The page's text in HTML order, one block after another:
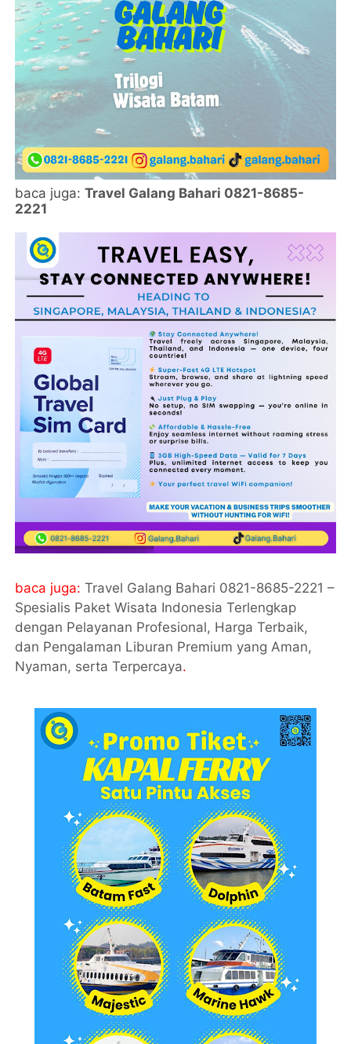
baca juga:Travel Galang Bahari 0821-8685-
2221
baca juga:Travel Galang Bahari 0821-8685-2221 –
Spesialis Paket Wisata Indonesia Terlengkap
dengan Pelayanan Profesional, Harga Terbaik,
dan Pengalaman Liburan Premium yang Aman,
Nyaman, serta Terpercaya.